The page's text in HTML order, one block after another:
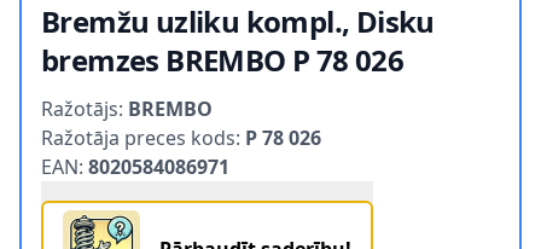
Bremžu uzliku kompl., Disku
bremzes BREMBO P 78 026
Product information
Ražotājs: BREMBO
Ražotāja preces kods: P 78 026
EAN: 8020584086971